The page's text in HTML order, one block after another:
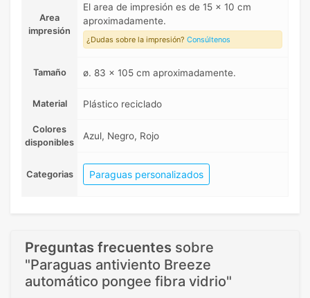
Area
impresión
El area de impresión es de 15 x 10 cm
aproximadamente.
¿Dudas sobre la impresión? Consúltenos
Tamaño ø. 83 x 105 cm aproximadamente.
Material Plástico reciclado
Colores
disponibles
Azul, Negro, Rojo
Categorias Paraguas personalizados
Preguntas frecuentes sobre
"Paraguas antiviento Breeze
automático pongee fibra vidrio"